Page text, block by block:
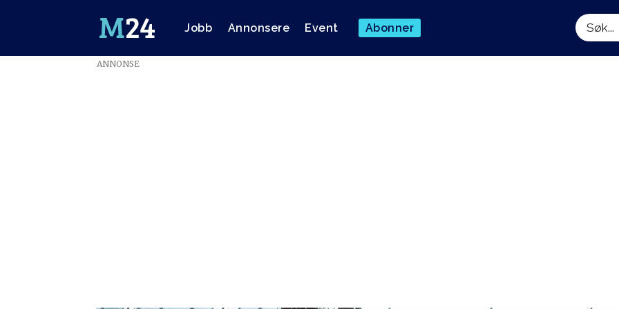
Jobb Annonsere Event Abonner
Søk
ANNONSE